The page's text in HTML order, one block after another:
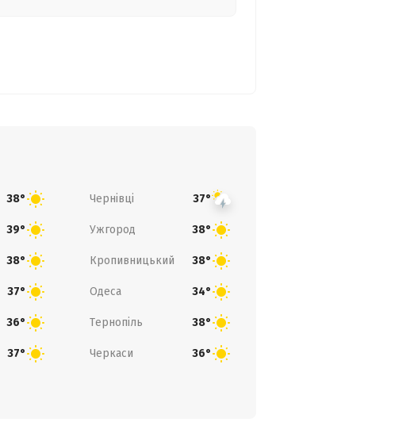
38° Чернівці 37°
39° Ужгород 38°
38° Кропивницький 38°
37° Одеса 34°
36° Тернопіль 38°
37° Черкаси 36°